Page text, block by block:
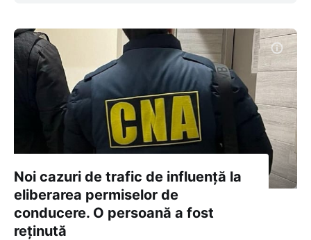
Noi cazuri de trafic de influență la
eliberarea permiselor de
conducere. O persoană a fost
reținută